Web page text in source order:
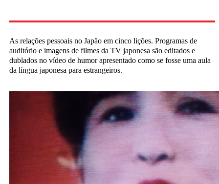
As relações pessoais no Japão em cinco lições. Programas de
auditório e imagens de filmes da TV japonesa são editados e
dublados no vídeo de humor apresentado como se fosse uma aula
da língua japonesa para estrangeiros.